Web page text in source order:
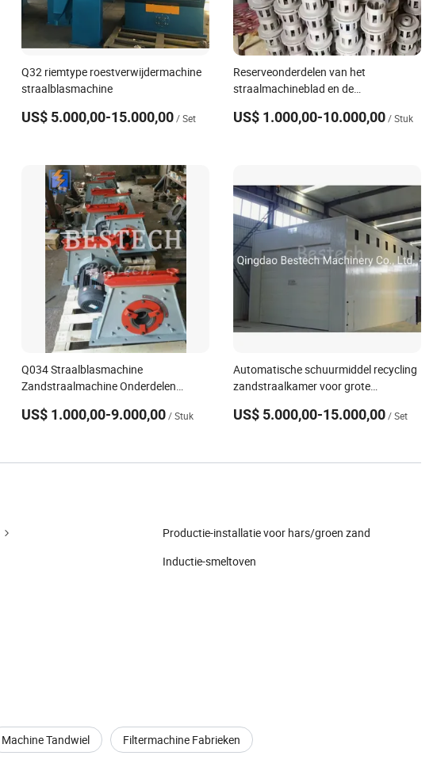
Q32 riemtype roestverwijdermachine
straalblasmachine
US$ 5.000,00-15.000,00 / Set
Reserveonderdelen van het
straalmachineblad en de
US$ 1.000,00-10.000,00/ Stuk
Q034 Straalblasmachine
Zandstraalmachine Onderdelen
US$ 1.000,00-9.000,00 / Stuk
Automatische schuurmiddel recycling
zandstraalkamer voor grote
US$ 5.000,00-15.000,00/ Set
Productie-installatie voor hars/groen zand
Inductie-smeltoven
Machine Tandwiel Filtermachine Fabrieken